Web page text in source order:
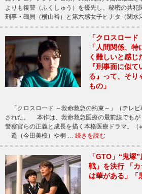
よりも復讐（ふくしゅう）を優先し、秘密の共
刑事・磯貝（横山裕）と第六感女子ヒナタ（関
「クロスロード
「人間関係、
く難しいと感じ
『刑事面に似
る』って、そり
もの」
「クロスロード ～救命救急の約束～」（テレ
された。 本作は、救命救急医療の最前線でもが
警察官らの正義と成長を描く本格医療ドラマ。（
遥（今田美桜）や桐 … 続きを読む
「GTO」“鬼塚
戦」を決行 「
は華がある」「